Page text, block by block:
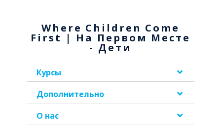
Where Children Come
First | На Первом Месте
- Дети
Курсы
Дополнительно
О нас